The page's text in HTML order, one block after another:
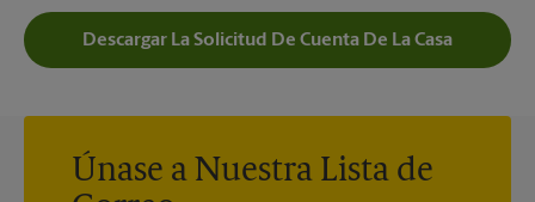
Descargar La Solicitud De Cuenta De La Casa
Únase a Nuestra Lista de